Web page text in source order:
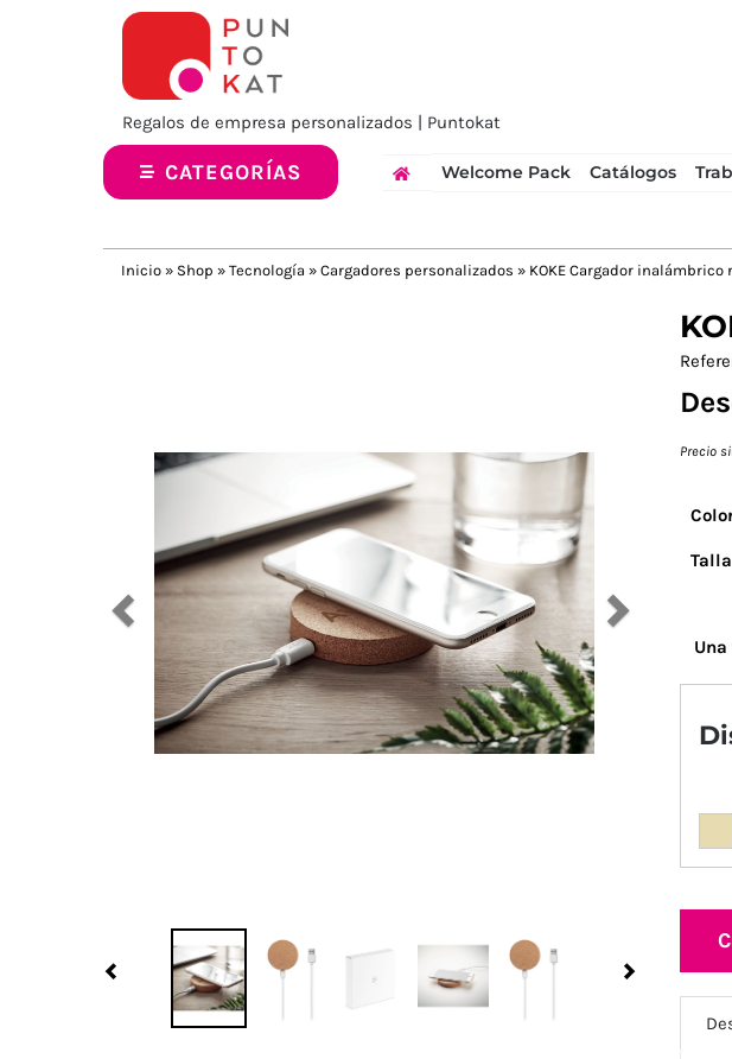
Regalos de empresa personalizados | Puntokat
CATEGORÍAS Welcome Pack Catálogos
Inicio » Shop » Tecnología » Cargadores personalizados » KOKE Cargador inalámbrico
Previous
Precio
Talla